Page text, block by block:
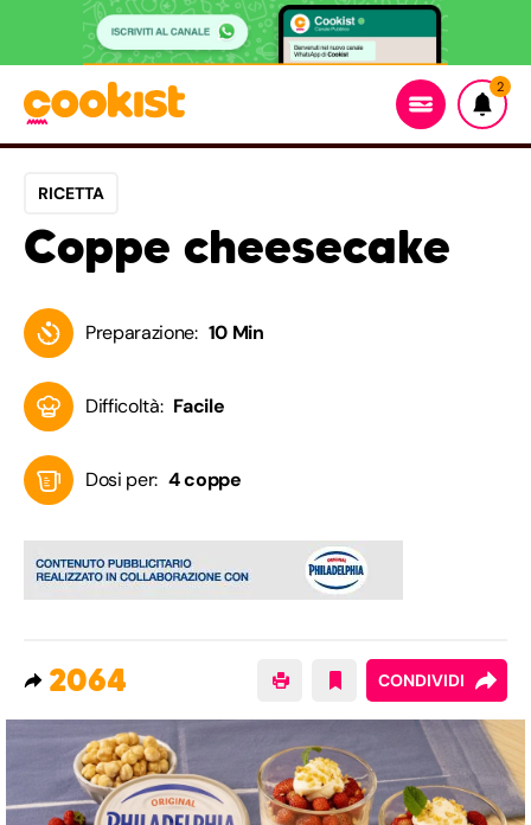
2
RICETTA
Coppe cheesecake
Preparazione: 10 Min
Difficoltà: Facile
Dosi per: 4 coppe
2064 CONDIVIDI